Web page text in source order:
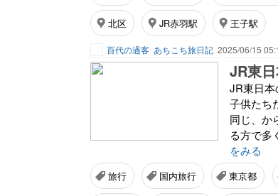
北区 JR赤羽駅 王子駅
百代の過客 あちこち旅日記 2025/06/15
JR東
JR東日本
子供たち
同じ、か
る方で多
をみる
旅行 国内旅行 東京都